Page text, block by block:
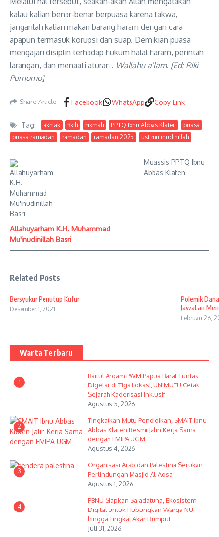
kalau kalian benar-benar berpuasa karena takwa,
janganlah kalian makan barang haram dengan cara
apapun termasuk korupsi dan suap. Demikian puasa
mengajari disiplin terhadap hukum halal haram, perintah
larangan, dan menaati aturan . Wallahu a’lam. [Ed: Riki
Purnomo]
Share Article Facebook WhatsApp Copy Link
Tag: akhlak fikih hikmah PPTQ Ibnu Abbas Klaten
puasa
puasa ramadan
ramadan ramadan 2025 ust mu'inudinillah
Allahuyarham K.H. Muhammad
Mu'inudinillah Basri
Muassis PPTQ Ibnu
Abbas Klaten
Related Posts
Bersyukur Penutup Kufur
Desember 1, 2021
Polemik
Jawaban
Februari 26,
Warta Terbaru
1
Baitul Arqam PWM Papua Barat Tuntas
Digelar di Tiga Lokasi, UNIMUTU Cetak
Sejarah Kaderisasi Inklusif
Agustus 5, 2026
2
Tingkatkan Mutu Pendidikan, SMAIT Ibnu
Abbas Klaten Resmi Jalin Kerja Sama
dengan FMIPA UGM
Agustus 4, 2026
3
Organisasi Arab dan Palestina Serukan
Perlindungan Masjid Al-Aqsa
Agustus 1, 2026
4
PBNU Siapkan Sa’adatuna, Ekosistem
Digital untuk Hubungkan Warga NU
hingga Tingkat Akar Rumput
Juli 31, 2026